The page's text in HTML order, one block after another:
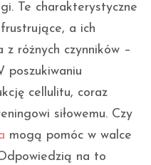
Te charakterystyczne
a ich
z różnych czynników –
poszukiwaniu
cellulitu, coraz
siłowemu. Czy
mogą pomóc w walce
na to